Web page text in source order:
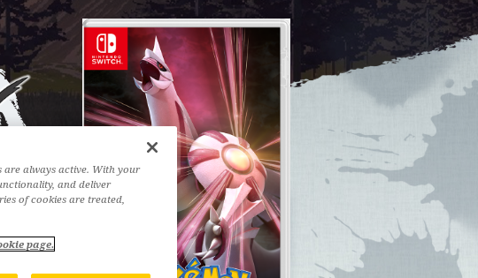
are always active. With your
and deliver
of cookies are treated,
page.